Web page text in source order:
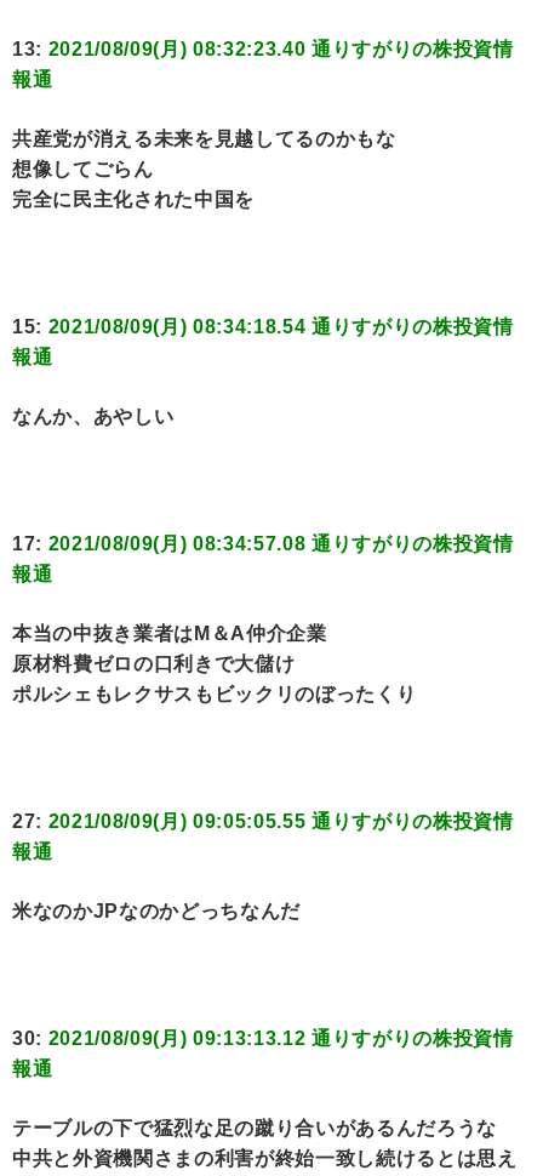
13: 2021/08/09(月) 08:32:23.40 通りすがりの株投資情
報通
共産党が消える未来を見越してるのかもな
想像してごらん
完全に民主化された中国を
15: 2021/08/09(月) 08:34:18.54 通りすがりの株投資情
報通
なんか、あやしい
17: 2021/08/09(月) 08:34:57.08 通りすがりの株投資情
報通
本当の中抜き業者はM＆A仲介企業
原材料費ゼロの口利きで大儲け
ポルシェもレクサスもビックリのぼったくり
27: 2021/08/09(月) 09:05:05.55 通りすがりの株投資情
報通
米なのかJPなのかどっちなんだ
30: 2021/08/09(月) 09:13:13.12 通りすがりの株投資情
報通
テーブルの下で猛烈な足の蹴り合いがあるんだろうな
中共と外資機関さまの利害が終始一致し続けるとは思え